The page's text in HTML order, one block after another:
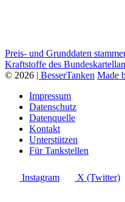
Preis- und Grunddaten
Kraftstoffe des
© 2026 | BesserTanken Made
Impressum
Datenschutz
Datenquelle
Kontakt
Unterstützen
Für Tankstellen
Instagram X (Twitter)